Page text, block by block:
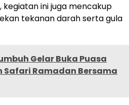
ini juga mencakup
tekanan darah serta gula
Gelar Buka Puasa
Safari Ramadan Bersama